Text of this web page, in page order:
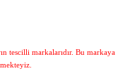
tescilli markalarıdır. Bu markaya